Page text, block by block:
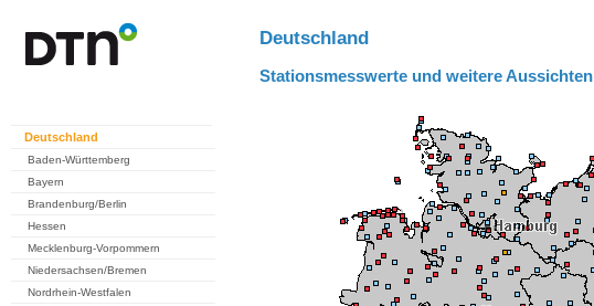
Deutschland
Baden-Württemberg
Bayern
Brandenburg/Berlin
Hessen
Mecklenburg-Vorpommern
Niedersachsen/Bremen
Nordrhein-Westfalen
Deutschland
Stationsmesswerte und weitere Aussichten